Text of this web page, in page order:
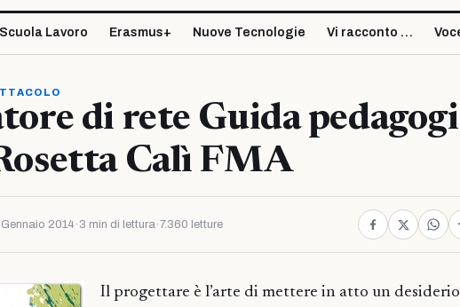
Lavoro Erasmus+ Nuove Tecnologie Vi racconto …
di rete Guida
Calì FMA
Gennaio 2014 · 3 min di lettura·7.360 letture
Il progettare è l’arte di mettere in atto un